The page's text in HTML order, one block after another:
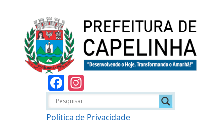
Facebook
Política de Privacidade